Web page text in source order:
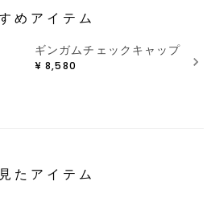
めアイテム
ギンガムチェックキャップ
¥ 8,580
たアイテム